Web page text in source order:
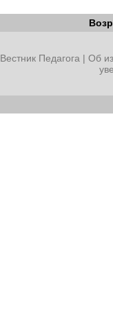
Вестник Педагога | Об